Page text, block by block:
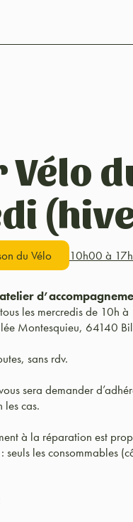
Vélo
du Vélo 10h00 à
atelier
tous les mercredis de 10h
Montesquieu, 64140
sans rdv.
sera demander
cas.
à la réparation est
seuls les consommables